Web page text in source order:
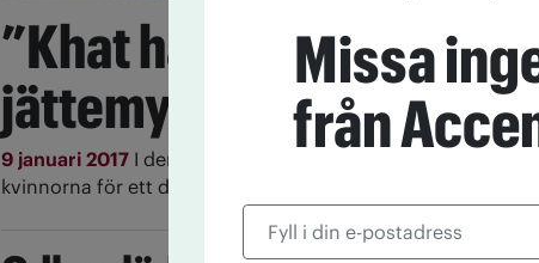
”Khat har skadat
jättemycket”
9 januari 2017 I den nystartade IOGT-NTO-föreningen
kvinnorna för ett drogfritt samhälle – och mot khat, ”det
Missa
från